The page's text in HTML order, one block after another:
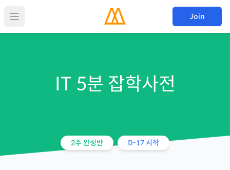
Join
IT 5분 잡학사전
2주 완성반 D-17시작